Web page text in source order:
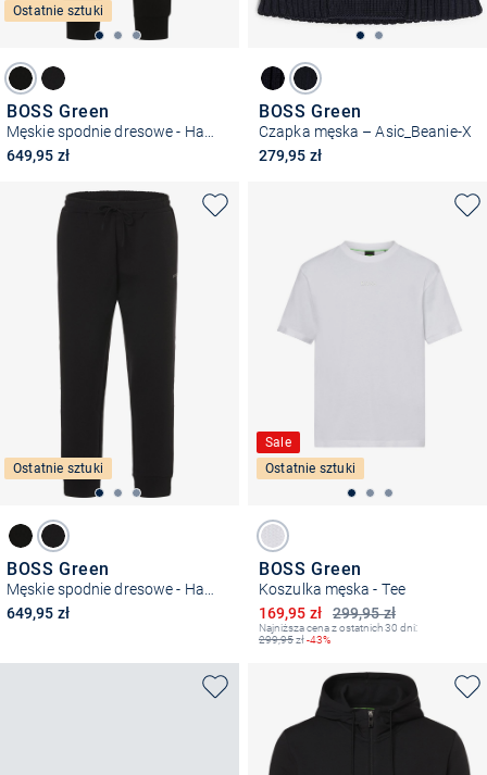
Ostatnie sztuki
BOSS Green
649,95 zł
BOSS Green
Czapka męska – Asic_Beanie-X
279,95 zł
Ostatnie sztuki
BOSS Green
649,95 zł
Sale
Ostatnie sztuki
BOSS Green
Koszulka męska - Tee
299,95 zł
Obniżona cena
169,95 zł
Najniższa cena z ostatnich 30 dni:
299,95zł-43%